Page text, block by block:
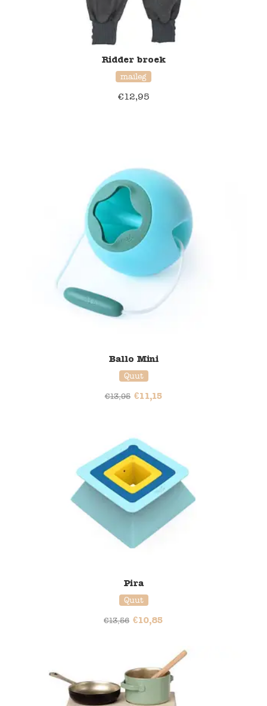
Ridder broek
maileg
€12,95
Ballo Mini
Quut
€13,95 €11,15
Pira
Quut
€13,56 €10,85